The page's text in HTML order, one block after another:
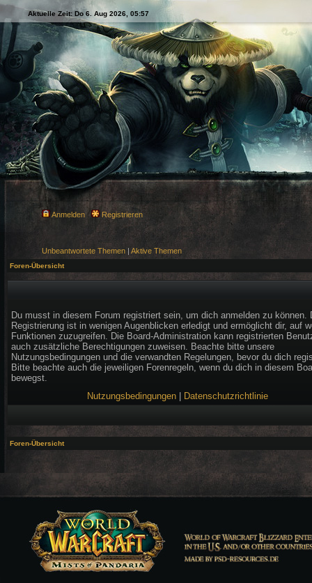
Aktuelle Zeit: Do 6. Aug 2026, 05:57
Anmelden Registrieren
Unbeantwortete Themen | Aktive Themen
Foren-Übersicht
Du musst in diesem Forum registriert sein, um dich anmelden zu können.
Registrierung ist in wenigen Augenblicken erledigt und ermöglicht dir, auf
Funktionen zuzugreifen. Die Board-Administration kann registrierten
auch zusätzliche Berechtigungen zuweisen. Beachte bitte unsere
Nutzungsbedingungen und die verwandten Regelungen, bevor du dich
Bitte beachte auch die jeweiligen Forenregeln, wenn du dich in diesem
bewegst.
Nutzungsbedingungen
Datenschutzrichtlinie
Foren-Übersicht